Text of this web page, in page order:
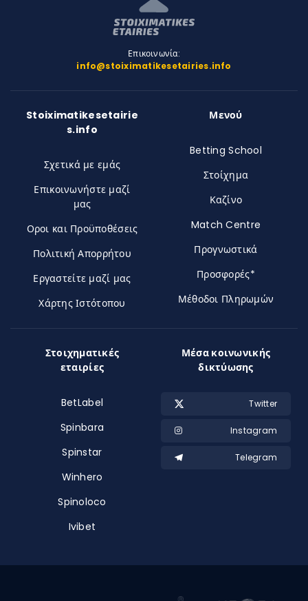
Επικοινωνία:
info@stoiximatikesetairies.info
Stoiximatikesetairie
s.info
Σχετικά με εμάς
Επικοινωνήστε μαζί
μας
Οροι και Προϋποθέσεις
Πολιτική Απορρήτου
Εργαστείτε μαζί μας
Χάρτης Ιστότοπου
Μενού
Betting School
Στοίχημα
Καζίνο
Match Centre
Προγνωστικά
Προσφορές*
Μέθοδοι Πληρωμών
Στοιχηματικές
εταιρίες
BetLabel
Spinbara
Spinstar
Winhero
Spinoloco
Ivibet
Μέσα κοινωνικής
δικτύωσης
Twitter
Instagram
Telegram